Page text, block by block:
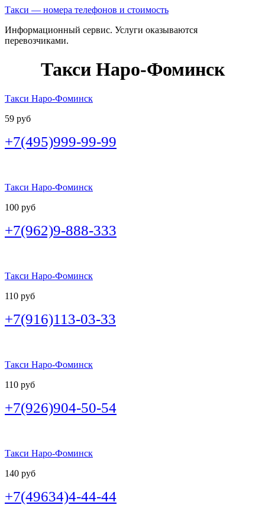
Такси — номера телефонов и стоимость
Информационный сервис. Услуги оказываются
перевозчиками.
Такси Наро-Фоминск
Такси Наро-Фоминск
59 руб
+7(495)999-99-99
Такси Наро-Фоминск
100 руб
+7(962)9-888-333
Такси Наро-Фоминск
110 руб
+7(916)113-03-33
Такси Наро-Фоминск
110 руб
+7(926)904-50-54
Такси Наро-Фоминск
140 руб
+7(49634)4-44-44